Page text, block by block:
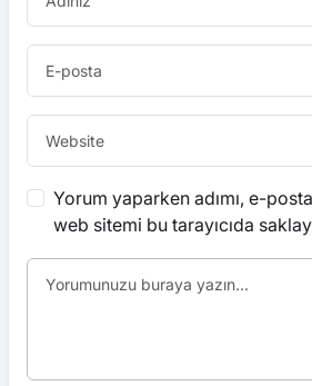
Yorum yaparken adımı, e-
web sitemi bu tarayıcıda